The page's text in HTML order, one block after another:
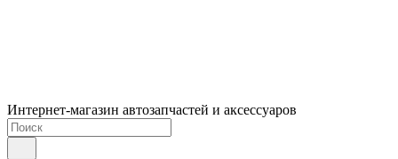
Интернет-магазин автозапчастей и аксессуаров